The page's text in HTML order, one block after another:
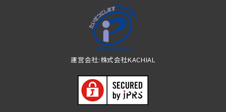
運営会社:株式会社KACHIAL